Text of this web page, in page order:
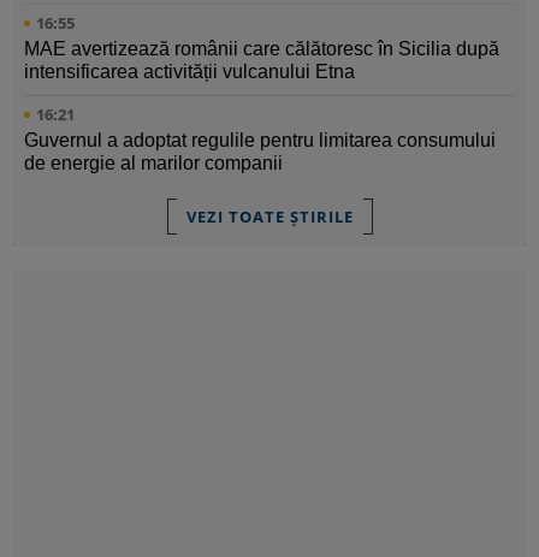
16:55
MAE avertizează românii care călătoresc în Sicilia după
intensificarea activității vulcanului Etna
16:21
Guvernul a adoptat regulile pentru limitarea consumului
de energie al marilor companii
VEZI TOATE ȘTIRILE